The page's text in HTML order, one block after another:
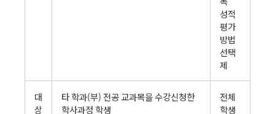
성적
평가
방법
선택
제
대
상
타 학과(부) 전공 교과목을 수강신청한
학사과정 학생
전체
학생